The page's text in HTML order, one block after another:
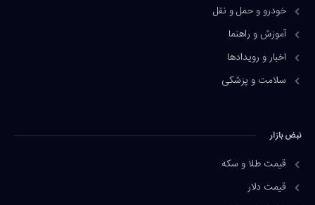
خودرو و حمل و نقل
آموزش و راهنما
اخبار و رویدادها
سلامت و پزشکی
نبض بازار
قیمت طلا و سکه
قیمت دلار